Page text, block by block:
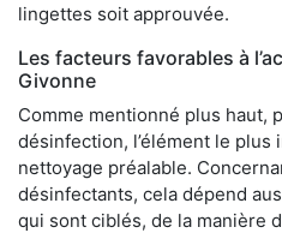
lingettes soit approuvée.
Les facteurs favorables à
Givonne
Comme mentionné plus haut,
désinfection, l’élément le plus
nettoyage préalable.
désinfectants, cela dépend
qui sont ciblés, de la manière